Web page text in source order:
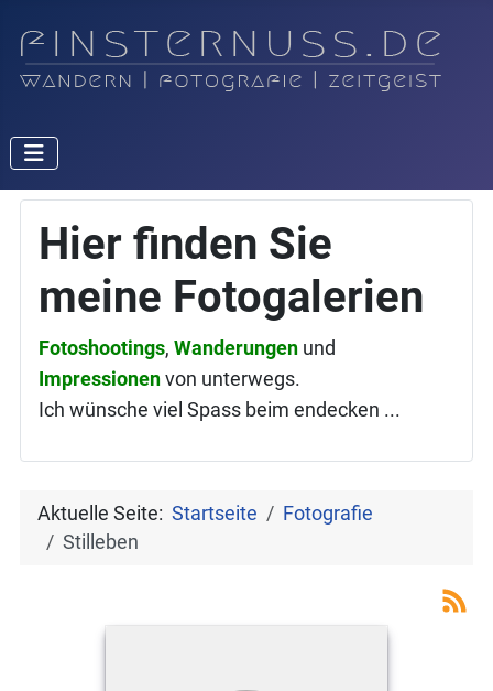
Hier finden Sie
meine Fotogalerien
Fotoshootings, Wanderungen und
Impressionen von unterwegs.
Ich wünsche viel Spass beim endecken ...
Aktuelle Seite: Startseite
Fotografie
Stilleben